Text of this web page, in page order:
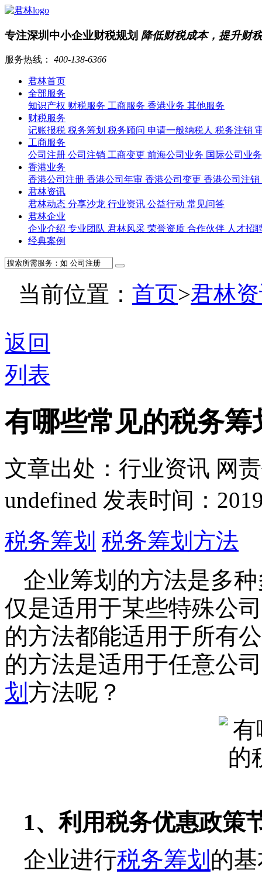
专注深圳中小企业财税规划 降低财税成本，提升财
服务热线： 400-138-6366
君林首页
全部服务
知识产权 财税服务 工商服务 香港业务 其他服务
财税服务
记账报税 税务筹划 税务顾问 申请一般纳税人 税务注销
工商服务
公司注册 公司注销 工商变更 前海公司业务 国际公司业
香港业务
香港公司注册 香港公司年审 香港公司变更 香港公司注销
君林资讯
君林动态 分享沙龙 行业资讯 公益行动 常见问答
君林企业
企业介绍 专业团队 君林风采 荣誉资质 合作伙伴 人才招
经典案例
当前位置： 首页>君林
返回
列表
有哪些常见的税务筹
文章出处：行业资讯 网
undefined 发表时间：
税务筹划 税务筹划方法
企业筹划的方法是多
仅是适用于某些特殊公
的方法都能适用于所有
的方法是适用于任意公
划 方法呢？
1、利用税务优惠政策
企业进行税务筹划 的